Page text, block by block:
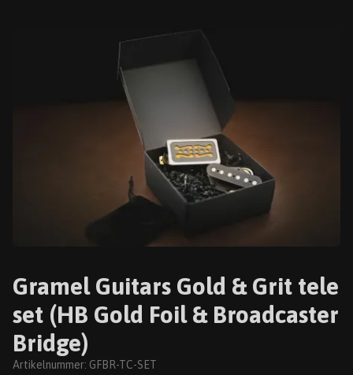
Gramel Guitars Gold & Grit tele
set (HB Gold Foil & Broadcaster
Bridge)
Artikelnummer: GFBR-TC-SET